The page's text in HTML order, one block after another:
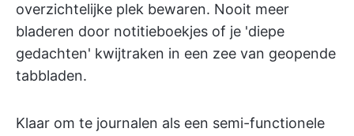
overzichtelijke plek bewaren. Nooit meer
bladeren door notitieboekjes of je 'diepe
gedachten' kwijtraken in een zee van geopende
tabbladen.
Klaar om te journalen als een semi-functionele